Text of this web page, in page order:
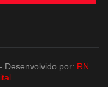
Desenvolvido por: RN